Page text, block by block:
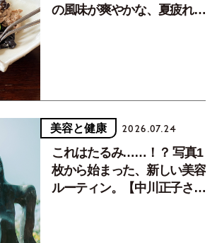
の風味が爽やかな、夏疲れを
美容と健康 2026.07.24
これはたるみ……！？ 写真1
枚から始まった、新しい美容
ルーティン。【中川正子さん